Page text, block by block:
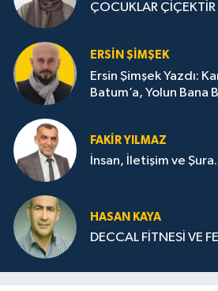
ÇOCUKLAR
ERSIN ŞIMŞEK
Ersin Şimşek Yazdı:
Batum’a, Yolun Bana
FAKIR YILMAZ
İnsan, İletişim ve
HASAN KAYA
DECCAL FİTNESİ VE